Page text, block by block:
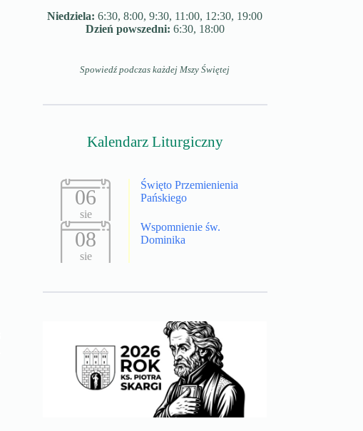
Niedziela: 6:30, 8:00, 9:30, 11:00, 12:30, 19:00
Dzień powszedni: 6:30, 18:00
Spowiedź podczas każdej Mszy Świętej
Kalendarz Liturgiczny
06
sie
Święto Przemienienia
Pańskiego
08
sie
Wspomnienie św.
Dominika